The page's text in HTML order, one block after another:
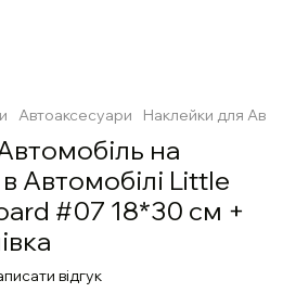
Автоаксесуари Наклейки для
на
Автомобілі Little
#07 18*30 см +
відгук